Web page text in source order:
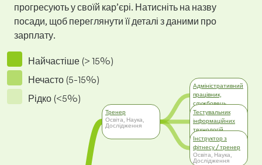
прогресують у своїй кар’єрі. Натисніть на назву
посади, щоб переглянути її деталі з даними про
зарплату.
Найчастіше (> 15%)
Нечасто (5-15%)
Рідко (<5%)
Тренер
Освіта, Наука,
Дослідження
Адміністративний
працівник,
службовець
Адміністративна
робота
Тестувальник
інформаційних
технологій
Інформаційні
технології (IT)
Інструктор з
фітнесу / тренер
Освіта, Наука,
Дослідження